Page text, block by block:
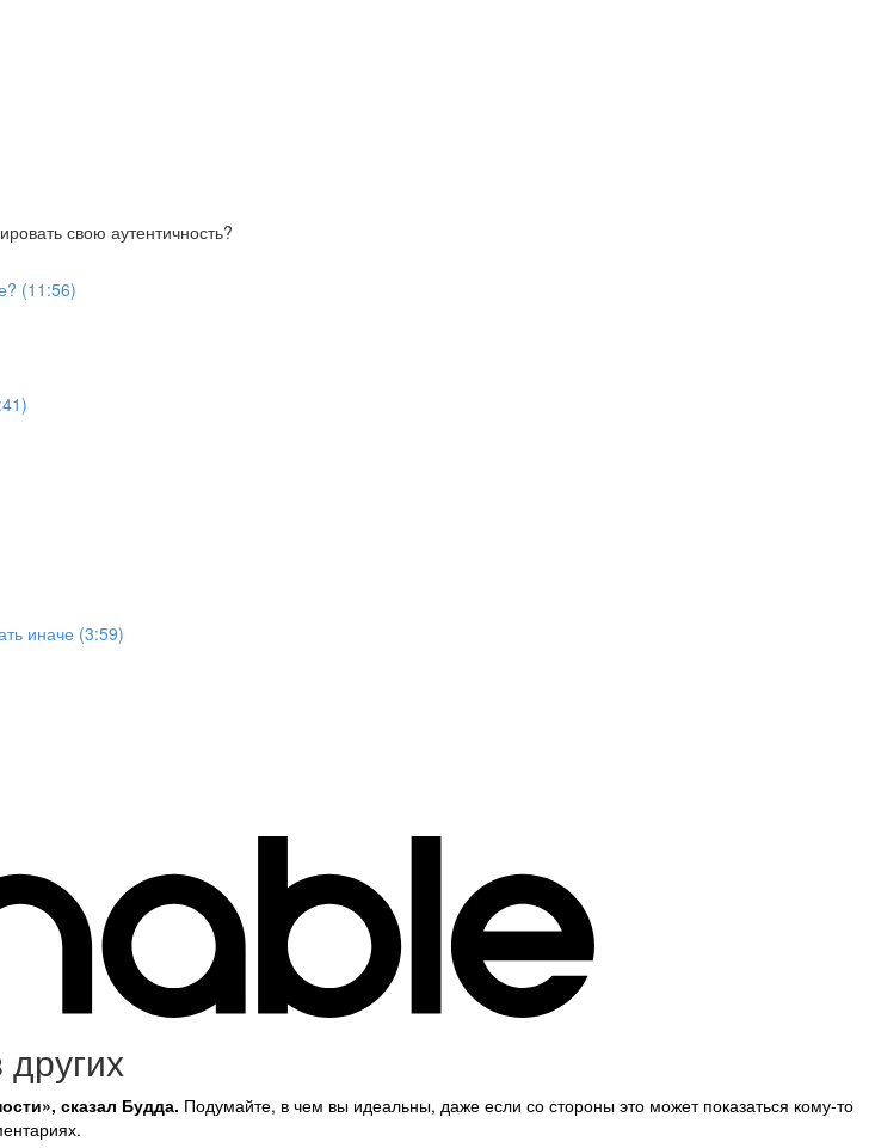
свою аутентичность?
(11:56)
иначе (3:59)
», сказал Будда. Подумайте, в чем вы идеальны, даже если со стороны это может показаться кому-то